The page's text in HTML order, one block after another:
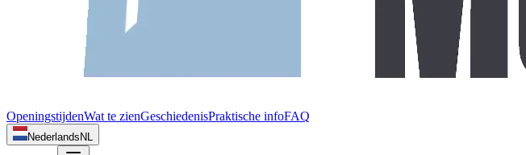
OpeningstijdenWat te zienGeschiedenisPraktische infoFAQ
Nederlands NL